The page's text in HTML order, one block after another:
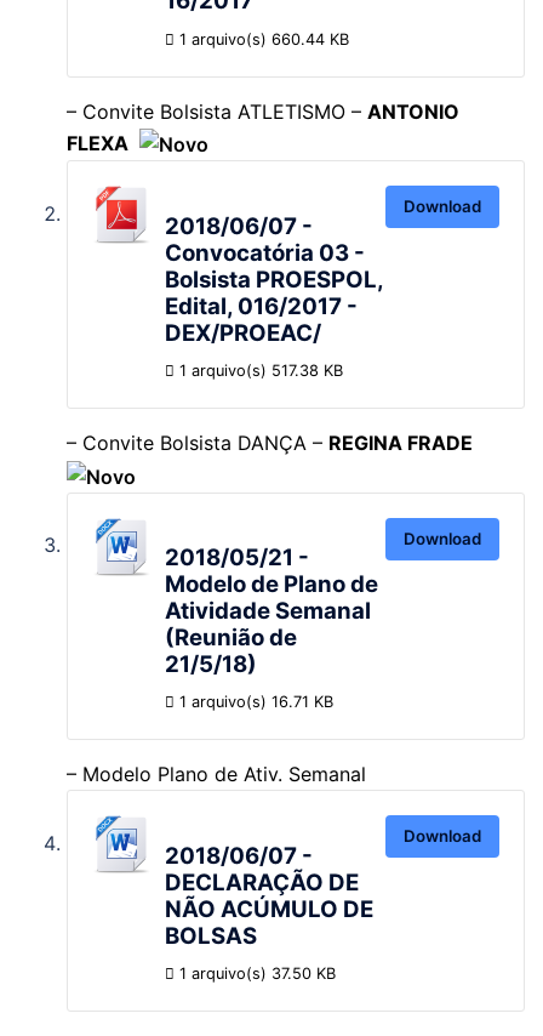
1 arquivo(s) 660.44 KB
– Convite Bolsista ATLETISMO – ANTONIO
FLEXA
2018/06/07 -
Convocatória 03 -
Bolsista PROESPOL,
Edital, 016/2017 -
DEX/PROEAC/
1 arquivo(s) 517.38 KB
Download
– Convite Bolsista DANÇA – REGINA FRADE
2018/05/21 -
Modelo de Plano de
Atividade Semanal
(Reunião de
21/5/18)
1 arquivo(s) 16.71 KB
Download
– Modelo Plano de Ativ. Semanal
2018/06/07 -
DECLARAÇÃO DE
NÃO ACÚMULO DE
BOLSAS
1 arquivo(s) 37.50 KB
Download